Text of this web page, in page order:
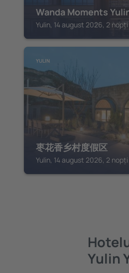
Wanda Moments
Yulin, 14 august 2026, 2 nopți
YULIN
枣花香乡村度假区
Yulin, 14 august 2026, 2 nopți
Yulin